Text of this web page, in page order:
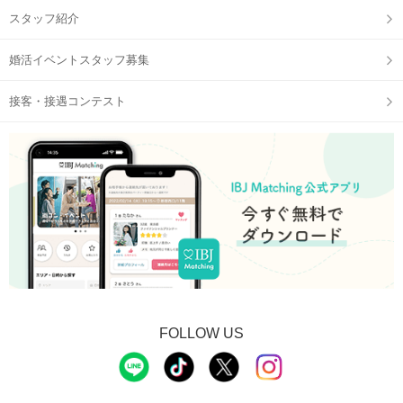
スタッフ紹介
婚活イベントスタッフ募集
接客・接遇コンテスト
FOLLOW US